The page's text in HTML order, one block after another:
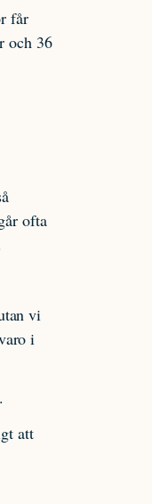
får
och 36
ofta
vi
i
att